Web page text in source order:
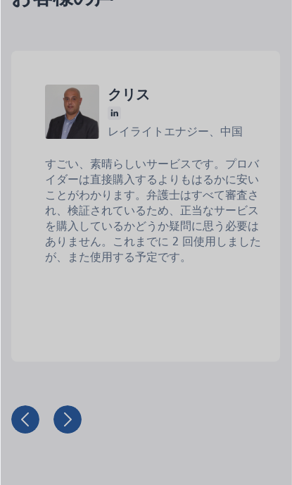
クリス
レイライトエナジー、中国
すごい、素晴らしいサービスです。プロバ
イダーは直接購入するよりもはるかに安い
ことがわかります。弁護士はすべて審査さ
れ、検証されているため、正当なサービス
を購入しているかどうか疑問に思う必要は
ありません。これまでに 2 回使用しました
が、また使用する予定です。